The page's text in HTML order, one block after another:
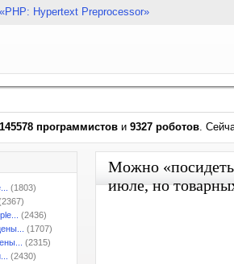
«PHP: Hypertext Preprocessor»
145578 программистов и 9327 роботов.
(1803)
(2436)
(1707)
(2315)
(2430)
Можно
июле, но